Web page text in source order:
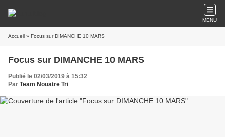
MENU
Accueil » Focus sur DIMANCHE 10 MARS
Focus sur DIMANCHE 10 MARS
Publié le 02/03/2019 à 15:32
Par Team Nouatre Tri